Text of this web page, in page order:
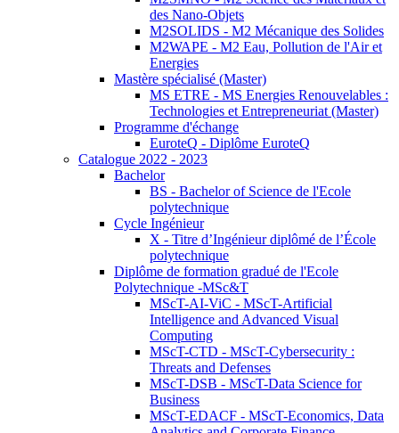
des Nano-Objets
M2SOLIDS - M2 Mécanique des Solides
M2WAPE - M2 Eau, Pollution de l'Air et
Energies
Mastère spécialisé (Master)
MS ETRE - MS Energies Renouvelables :
Technologies et Entrepreneuriat (Master)
Programme d'échange
EuroteQ - Diplôme EuroteQ
Catalogue 2022 - 2023
Bachelor
BS - Bachelor of Science de l'Ecole
polytechnique
Cycle Ingénieur
X - Titre d’Ingénieur diplômé de l’École
polytechnique
Diplôme de formation gradué de l'Ecole
Polytechnique -MSc&T
MScT-AI-ViC - MScT-Artificial
Intelligence and Advanced Visual
Computing
MScT-CTD - MScT-Cybersecurity :
Threats and Defenses
MScT-DSB - MScT-Data Science for
Business
MScT-EDACF - MScT-Economics, Data